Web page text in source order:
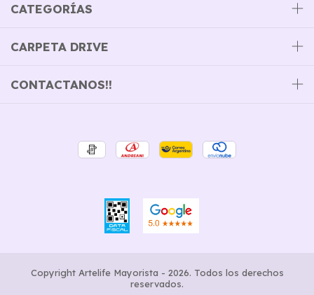
CATEGORÍAS
CARPETA DRIVE
CONTACTANOS!!
Copyright Artelife Mayorista - 2026. Todos los derechos
reservados.